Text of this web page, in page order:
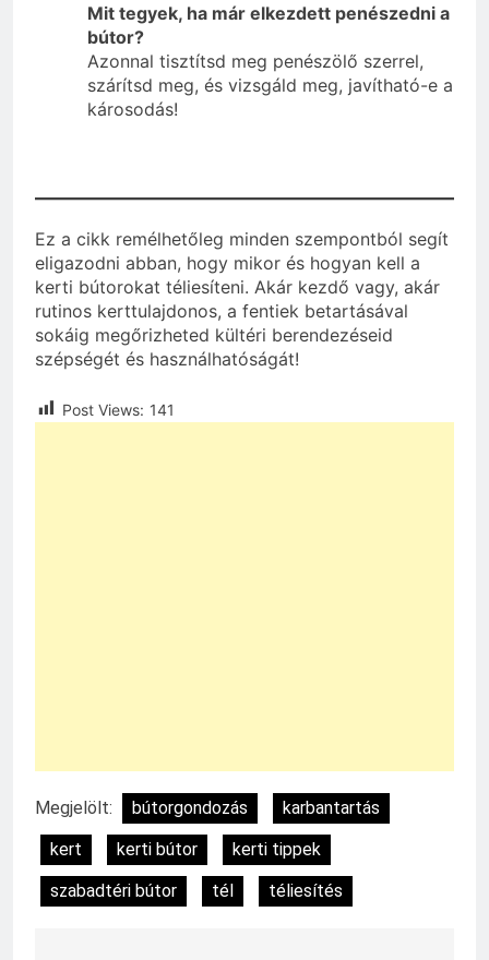
Mit tegyek, ha már elkezdett penészedni a
bútor?
Azonnal tisztítsd meg penészölő szerrel,
szárítsd meg, és vizsgáld meg, javítható-e a
károsodás!
Ez a cikk remélhetőleg minden szempontból segít
eligazodni abban, hogy mikor és hogyan kell a
kerti bútorokat téliesíteni. Akár kezdő vagy, akár
rutinos kerttulajdonos, a fentiek betartásával
sokáig megőrizheted kültéri berendezéseid
szépségét és használhatóságát!
Post Views: 141
Megjelölt: bútorgondozás
karbantartás
kert
kerti bútor
kerti tippek
szabadtéri bútor
tél téliesítés